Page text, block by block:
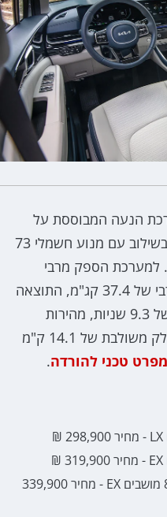
הנעה המבוססת על
מנוע 1.6 ליטר טורבו 180 כ"ס בשילוב עם מנוע חשמלי 73
למערכת הספק מרבי
משולב של 245 כ"ס ומומנט מרבי של 37.4 קג"מ, התוצאה
היא נתון תאוצה 0-100 קמ"ש של 9.3 שניות, מהירות
מרבית של 190 קמ"ש וצריכת דלק משולבת של 14.1 ק"מ
טכני להורדה.
קיה קרניבל 1.6 טורבו היברידי 8 מושבים EX - מחיר 339,900